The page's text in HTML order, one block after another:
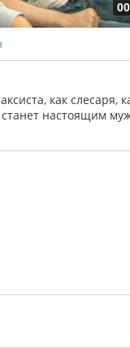
как слесаря,
настоящим